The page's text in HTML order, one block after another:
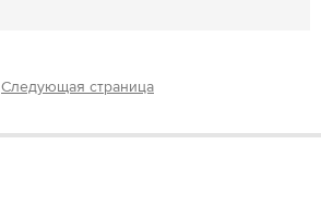
Следующая страница